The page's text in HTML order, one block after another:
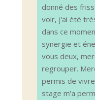
donné des
voir, j'ai été
dans ce
synergie et
vous deux,
regrouper.
permis de
stage m'a